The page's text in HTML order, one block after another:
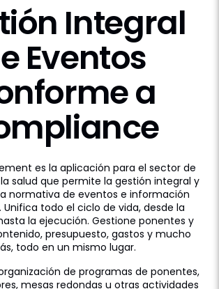
Integral
Eventos
a
es la aplicación para el sector de
salud que permite la gestión integral y
normativa de eventos e información
Unifica todo el ciclo de vida, desde la
la ejecución. Gestione ponentes y
presupuesto, gastos y mucho
todo en un mismo lugar.
de programas de ponentes,
mesas redondas u otras actividades